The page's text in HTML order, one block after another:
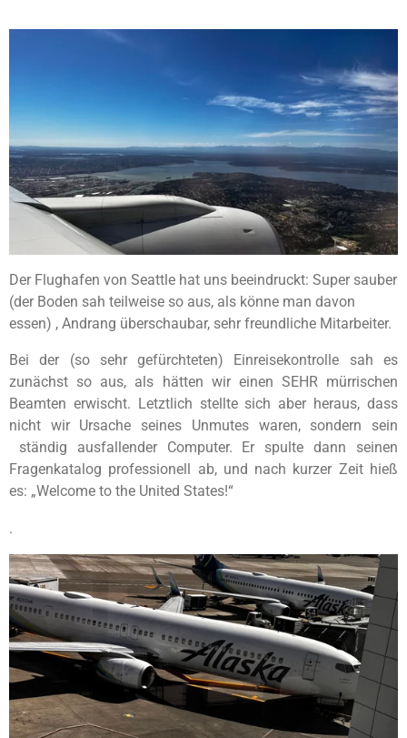
Der Flughafen von Seattle hat uns beeindruckt: Super sauber
(der Boden sah teilweise so aus, als könne man davon
essen) , Andrang überschaubar, sehr freundliche Mitarbeiter.
Bei der (so sehr gefürchteten) Einreisekontrolle sah es
zunächst so aus, als hätten wir einen SEHR mürrischen
Beamten erwischt. Letztlich stellte sich aber heraus, dass
nicht wir Ursache seines Unmutes waren, sondern sein
ständig ausfallender Computer. Er spulte dann seinen
Fragenkatalog professionell ab, und nach kurzer Zeit hieß
es: „Welcome to the United States!“
.